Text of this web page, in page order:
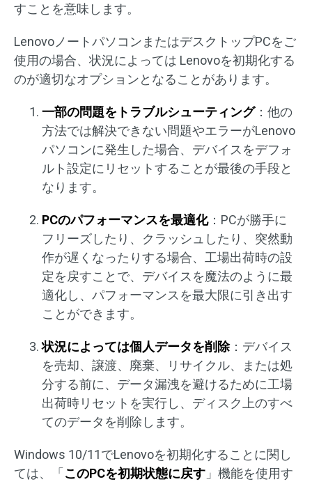
すことを意味します。
LenovoノートパソコンまたはデスクトップPCをご
使用の場合、状況によっては Lenovoを初期化する
のが適切なオプションとなることがあります。
一部の問題をトラブルシューティング：他の
方法では解決できない問題やエラーがLenovo
パソコンに発生した場合、デバイスをデフォ
ルト設定にリセットすることが最後の手段と
なります。
PCのパフォーマンスを最適化：PCが勝手に
フリーズしたり、クラッシュしたり、突然動
作が遅くなったりする場合、工場出荷時の設
定を戻すことで、デバイスを魔法のように最
適化し、パフォーマンスを最大限に引き出す
ことができます。
状況によっては個人データを削除：デバイス
を売却、譲渡、廃棄、リサイクル、または処
分する前に、データ漏洩を避けるために工場
出荷時リセットを実行し、ディスク上のすべ
てのデータを削除します。
Windows 10/11でLenovoを初期化することに関し
ては、「 このPCを初期状態に戻す 」機能を使用す